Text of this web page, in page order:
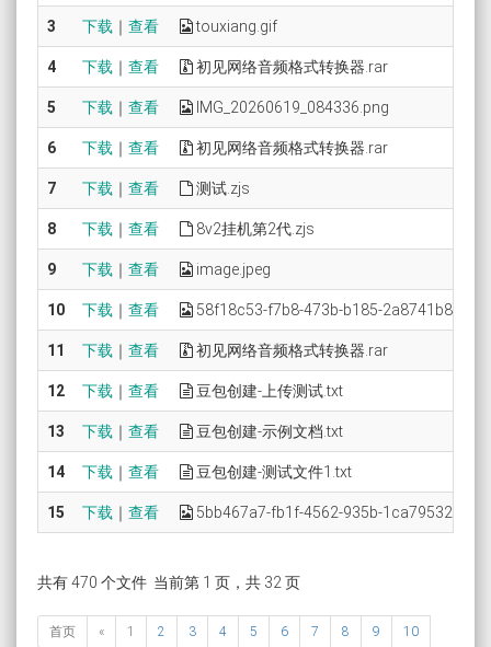
3 下载 ｜ 查看 touxiang.gif
4 下载 ｜ 查看 初见网络音频格式转换器.rar
5 下载 ｜ 查看 IMG_20260619_084336.png
6 下载 ｜ 查看 初见网络音频格式转换器.rar
7 下载 ｜ 查看 测试.zjs
8 下载 ｜ 查看 8v2挂机第2代.zjs
9 下载 ｜ 查看 image.jpeg
10 下载 ｜ 查看 58f18c53-f7b8-473b-b185-
11 下载 ｜ 查看 初见网络音频格式转换器.rar
12 下载 ｜ 查看 豆包创建-上传测试.txt
13 下载 ｜ 查看 豆包创建-示例文档.txt
14 下载 ｜ 查看 豆包创建-测试文件1.txt
15 下载 ｜ 查看 5bb467a7-fb1f-4562-935b-
共有 470 个文件 当前第 1 页，共 32 页
首页 « 1 2 3 4 5 6 7 8 9 10